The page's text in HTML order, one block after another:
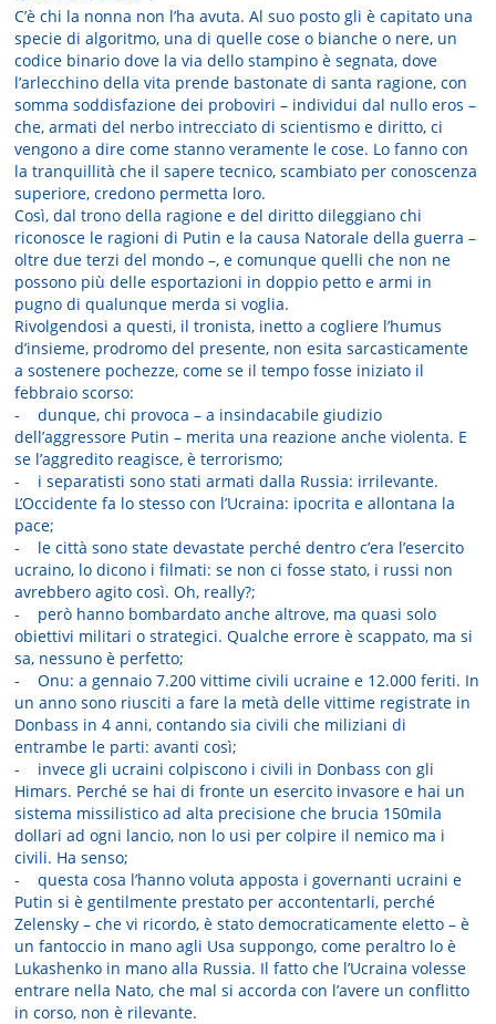
C’è chi la nonna non l’ha avuta. Al suo posto gli è capitato una
specie di algoritmo, una di quelle cose o bianche o nere, un
codice binario dove la via dello stampino è segnata, dove
l’arlecchino della vita prende bastonate di santa ragione, con
somma soddisfazione dei proboviri – individui dal nullo eros –
che, armati del nerbo intrecciato di scientismo e diritto, ci
vengono a dire come stanno veramente le cose. Lo fanno con
la tranquillità che il sapere tecnico, scambiato per conoscenza
superiore, credono permetta loro.
Così, dal trono della ragione e del diritto dileggiano chi
riconosce le ragioni di Putin e la causa Natorale della guerra –
oltre due terzi del mondo –, e comunque quelli che non ne
possono più delle esportazioni in doppio petto e armi in
pugno di qualunque merda si voglia.
Rivolgendosi a questi, il tronista, inetto a cogliere l’humus
d’insieme, prodromo del presente, non esita sarcasticamente
a sostenere pochezze, come se il tempo fosse iniziato il
febbraio scorso:
- dunque, chi provoca – a insindacabile giudizio
dell’aggressore Putin – merita una reazione anche violenta. E
se l’aggredito reagisce, è terrorismo;
- i separatisti sono stati armati dalla Russia: irrilevante.
L’Occidente fa lo stesso con l’Ucraina: ipocrita e allontana la
pace;
- le città sono state devastate perché dentro c’era l’esercito
ucraino, lo dicono i filmati: se non ci fosse stato, i russi non
avrebbero agito così. Oh, really?;
- però hanno bombardato anche altrove, ma quasi solo
obiettivi militari o strategici. Qualche errore è scappato, ma si
sa, nessuno è perfetto;
- Onu: a gennaio 7.200 vittime civili ucraine e 12.000 feriti. In
un anno sono riusciti a fare la metà delle vittime registrate in
Donbass in 4 anni, contando sia civili che miliziani di
entrambe le parti: avanti così;
- invece gli ucraini colpiscono i civili in Donbass con gli
Himars. Perché se hai di fronte un esercito invasore e hai un
sistema missilistico ad alta precisione che brucia 150mila
dollari ad ogni lancio, non lo usi per colpire il nemico ma i
civili. Ha senso;
- questa cosa l’hanno voluta apposta i governanti ucraini e
Putin si è gentilmente prestato per accontentarli, perché
Zelensky – che vi ricordo, è stato democraticamente eletto – è
un fantoccio in mano agli Usa suppongo, come peraltro lo è
Lukashenko in mano alla Russia. Il fatto che l’Ucraina volesse
entrare nella Nato, che mal si accorda con l’avere un conflitto
in corso, non è rilevante.